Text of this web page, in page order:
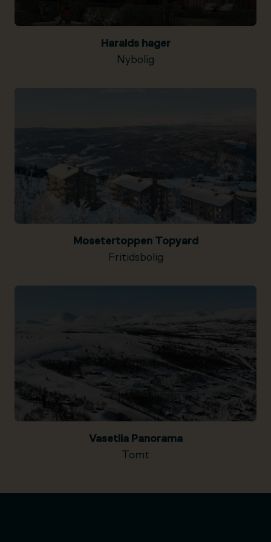
Haralds hager
Nybolig
Mosetertoppen Topyard
Fritidsbolig
Vasetlia Panorama
Tomt